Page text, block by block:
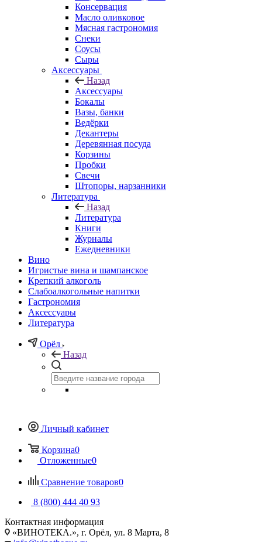
Консервация
Масло оливковое
Мясная гастрономия
Снеки
Соусы
Сыры
Аксессуары
Назад
Аксессуары
Бокалы
Вазы, банки
Ведёрки
Декантеры
Деревянная посуда
Корзины
Пробки
Свечи
Штопоры, нарзанники
Литература
Назад
Литература
Книги
Журналы
Ежедневники
Вино
Игристые вина и шампанское
Крепкий алкоголь
Слабоалкогольные напитки
Гастрономия
Аксессуары
Литература
Орёл
Назад
Личный кабинет
Корзина0
Отложенные0
Сравнение товаров0
8 (800) 444 40 93
Контактная информация
«ВИНОТЕКА.», г. Орёл, ул. 8 Марта, 8